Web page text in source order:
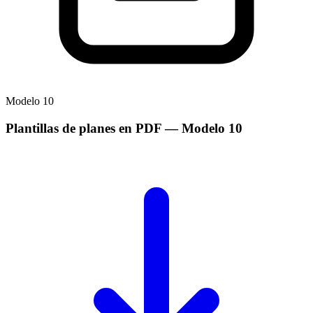
Modelo 10
Plantillas de planes en PDF— Modelo 10